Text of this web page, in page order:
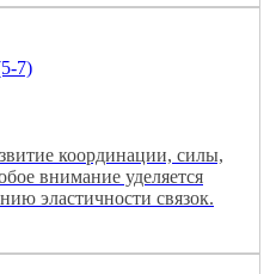
7)
координации, силы,
внимание уделяется
эластичности связок.